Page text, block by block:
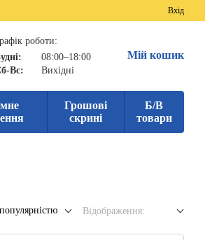
Вхід
роботи:
08:00–18:00
Вс:
Вихідні
Мій кошик
Грошові
скрині
Б/В
товари
Відображення: